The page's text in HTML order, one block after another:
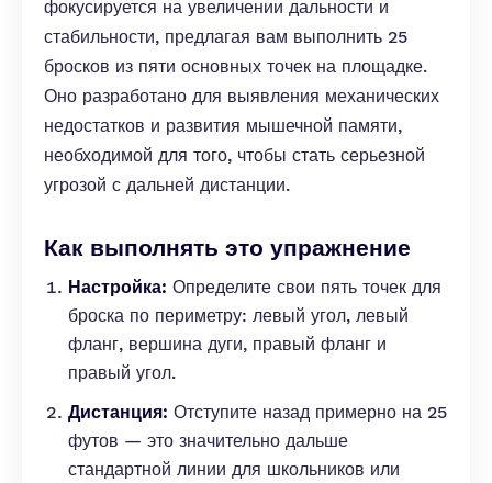
фокусируется на увеличении дальности и
стабильности, предлагая вам выполнить 25
бросков из пяти основных точек на площадке.
Оно разработано для выявления механических
недостатков и развития мышечной памяти,
необходимой для того, чтобы стать серьезной
угрозой с дальней дистанции.
Как выполнять это упражнение
Настройка: Определите свои пять точек для
броска по периметру: левый угол, левый
фланг, вершина дуги, правый фланг и
правый угол.
Дистанция: Отступите назад примерно на 25
футов — это значительно дальше
стандартной линии для школьников или